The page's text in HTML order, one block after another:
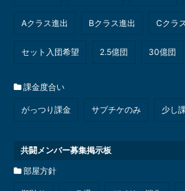
Aクラス進出 Bクラス進出 Cクラ
セット入団希望 2.5億団 30億団
課金度合い
がっつり課金 サプチケのみ 少し
共闘メンバー募集掲示板
部屋方針